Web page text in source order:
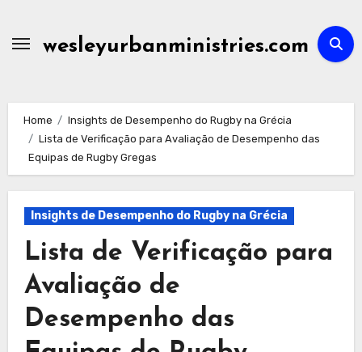
contentwesleyurbanministries.com
Home
Insights de Desempenho do Rugby na Grécia
Lista de Verificação para Avaliação de Desempenho das
Equipas de Rugby Gregas
Insights de Desempenho do Rugby na Grécia
Lista de Verificação para
Avaliação de
Desempenho das